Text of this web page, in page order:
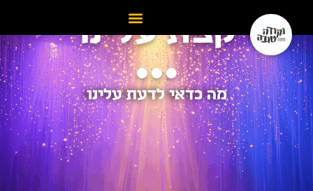
אודות קצת עלינו
...
מה כדאי לדעת עלינו